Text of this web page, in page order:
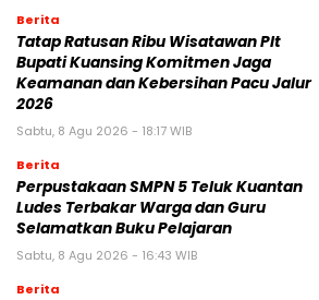
Berita
Tatap Ratusan Ribu Wisatawan Plt
Bupati Kuansing Komitmen Jaga
Keamanan dan Kebersihan Pacu Jalur
2026
Sabtu, 8 Agu 2026 - 18:17 WIB
Berita
Perpustakaan SMPN 5 Teluk Kuantan
Ludes Terbakar Warga dan Guru
Selamatkan Buku Pelajaran
Sabtu, 8 Agu 2026 - 16:43 WIB
Berita